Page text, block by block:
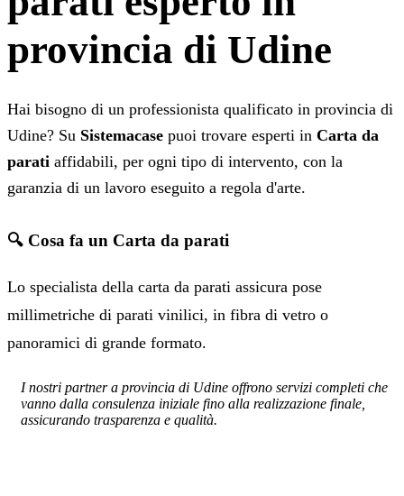
provincia di Udine
Hai bisogno di un professionista qualificato in provincia di
Udine? Su Sistemacase puoi trovare esperti in Carta da
parati affidabili, per ogni tipo di intervento, con la
garanzia di un lavoro eseguito a regola d'arte.
🔍 Cosa fa un Carta da parati
Lo specialista della carta da parati assicura pose
millimetriche di parati vinilici, in fibra di vetro o
panoramici di grande formato.
I nostri partner a provincia di Udine offrono servizi completi che
vanno dalla consulenza iniziale fino alla realizzazione finale,
assicurando trasparenza e qualità.